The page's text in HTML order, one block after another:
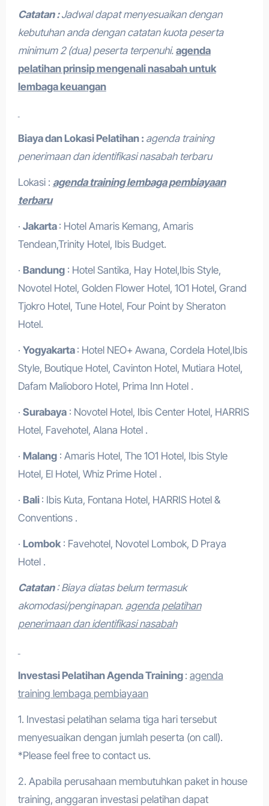
Catatan :Jadwal dapat menyesuaikan dengan
kebutuhan anda dengan catatan kuota peserta
minimum 2 (dua) peserta terpenuhi. agenda
pelatihan prinsip mengenali nasabah untuk
lembaga keuangan
Biaya dan Lokasi Pelatihan : agenda training
penerimaan dan identifikasi nasabah terbaru
Lokasi : agenda training lembaga pembiayaan
terbaru
· Jakarta : Hotel Amaris Kemang, Amaris
Tendean,Trinity Hotel, Ibis Budget.
· Bandung: Hotel Santika, Hay Hotel,Ibis Style,
Novotel Hotel, Golden Flower Hotel, 1O1 Hotel, Grand
Tjokro Hotel, Tune Hotel, Four Point by Sheraton
Hotel.
· Yogyakarta : Hotel NEO+ Awana, Cordela Hotel,Ibis
Style, Boutique Hotel, Cavinton Hotel, Mutiara Hotel,
Dafam Malioboro Hotel, Prima Inn Hotel .
· Surabaya: Novotel Hotel, Ibis Center Hotel, HARRIS
Hotel, Favehotel, Alana Hotel .
· Malang: Amaris Hotel, The 1O1 Hotel, Ibis Style
Hotel, El Hotel, Whiz Prime Hotel .
· Bali : Ibis Kuta, Fontana Hotel, HARRIS Hotel &
Conventions .
· Lombok: Favehotel, Novotel Lombok, D Praya
Hotel .
Catatan: Biaya diatas belum termasuk
akomodasi/penginapan. agenda pelatihan
penerimaan dan identifikasi nasabah
Investasi PelatihanAgenda Training : agenda
training lembaga pembiayaan
1. Investasi pelatihan selama tiga hari tersebut
menyesuaikan dengan jumlah peserta (on call).
*Please feel free to contact us.
2. Apabila perusahaan membutuhkan paket in house
training, anggaran investasi pelatihan dapat